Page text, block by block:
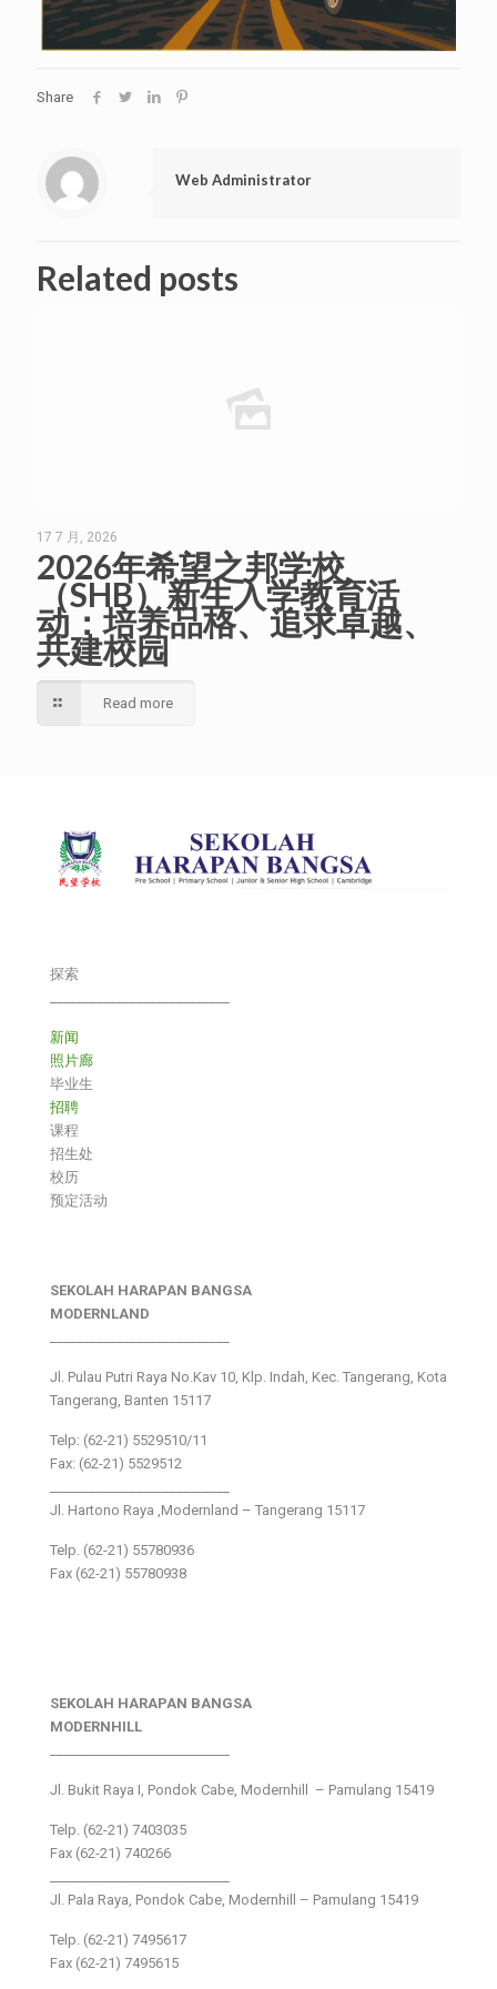
Share
Web Administrator
Related posts
17 7 月, 2026
2026年希望之邦学校
（SHB）新生入学教育活
动：培养品格、追求卓越、
共建校园
Read more
探索
新闻
照片廊
毕业生
招聘
课程
招生处
校历
预定活动
SEKOLAH HARAPAN BANGSA
MODERNLAND
Jl. Pulau Putri Raya No.Kav 10, Klp. Indah, Kec. Tangerang, Kota
Tangerang, Banten 15117
Telp: (62-21) 5529510/11
Fax: (62-21) 5529512
Jl. Hartono Raya ,Modernland – Tangerang 15117
Telp. (62-21) 55780936
Fax (62-21) 55780938
SEKOLAH HARAPAN BANGSA
MODERNHILL
Jl. Bukit Raya I, Pondok Cabe, Modernhill – Pamulang 15419
Telp. (62-21) 7403035
Fax (62-21) 740266
Jl. Pala Raya, Pondok Cabe, Modernhill – Pamulang 15419
Telp. (62-21) 7495617
Fax (62-21) 7495615